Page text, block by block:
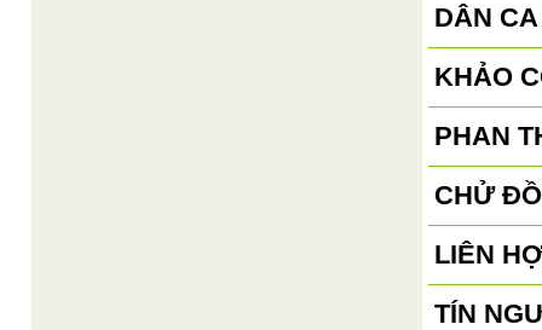
DÂN
KHẢO
PHAN
CHỬ
LIÊN
TÍN